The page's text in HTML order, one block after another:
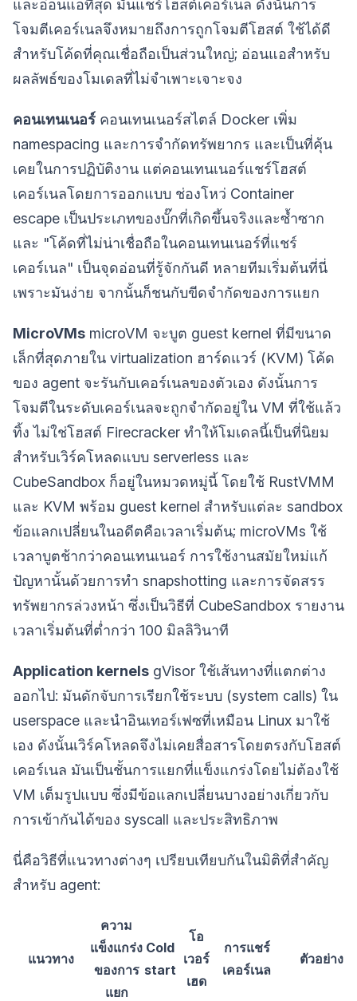
และอ่อนแอที่สุด มันแชร์โฮสต์เคอร์เนล ดังนั้นการ
โจมตีเคอร์เนลจึงหมายถึงการถูกโจมตีโฮสต์ ใช้ได้ดี
สำหรับโค้ดที่คุณเชื่อถือเป็นส่วนใหญ่; อ่อนแอสำหรับ
ผลลัพธ์ของโมเดลที่ไม่จำเพาะเจาะจง
คอนเทนเนอร์ คอนเทนเนอร์สไตล์ Docker เพิ่ม
namespacing และการจำกัดทรัพยากร และเป็นที่คุ้น
เคยในการปฏิบัติงาน แต่คอนเทนเนอร์แชร์โฮสต์
เคอร์เนลโดยการออกแบบ ช่องโหว่ Container
escape เป็นประเภทของบั๊กที่เกิดขึ้นจริงและซ้ำซาก
และ "โค้ดที่ไม่น่าเชื่อถือในคอนเทนเนอร์ที่แชร์
เคอร์เนล" เป็นจุดอ่อนที่รู้จักกันดี หลายทีมเริ่มต้นที่นี่
เพราะมันง่าย จากนั้นก็ชนกับขีดจำกัดของการแยก
MicroVMs microVM จะบูต guest kernel ที่มีขนาด
เล็กที่สุดภายใน virtualization ฮาร์ดแวร์ (KVM) โค้ด
ของ agent จะรันกับเคอร์เนลของตัวเอง ดังนั้นการ
โจมตีในระดับเคอร์เนลจะถูกจำกัดอยู่ใน VM ที่ใช้แล้ว
ทิ้ง ไม่ใช่โฮสต์ Firecracker ทำให้โมเดลนี้เป็นที่นิยม
สำหรับเวิร์คโหลดแบบ serverless และ
CubeSandbox ก็อยู่ในหมวดหมู่นี้ โดยใช้ RustVMM
และ KVM พร้อม guest kernel สำหรับแต่ละ sandbox
ข้อแลกเปลี่ยนในอดีตคือเวลาเริ่มต้น; microVMs ใช้
เวลาบูตช้ากว่าคอนเทนเนอร์ การใช้งานสมัยใหม่แก้
ปัญหานั้นด้วยการทำ snapshotting และการจัดสรร
ทรัพยากรล่วงหน้า ซึ่งเป็นวิธีที่ CubeSandbox รายงาน
เวลาเริ่มต้นที่ต่ำกว่า 100 มิลลิวินาที
Application kernels gVisor ใช้เส้นทางที่แตกต่าง
ออกไป: มันดักจับการเรียกใช้ระบบ (system calls) ใน
userspace และนำอินเทอร์เฟซที่เหมือน Linux มาใช้
เอง ดังนั้นเวิร์คโหลดจึงไม่เคยสื่อสารโดยตรงกับโฮสต์
เคอร์เนล มันเป็นชั้นการแยกที่แข็งแกร่งโดยไม่ต้องใช้
VM เต็มรูปแบบ ซึ่งมีข้อแลกเปลี่ยนบางอย่างเกี่ยวกับ
การเข้ากันได้ของ syscall และประสิทธิภาพ
นี่คือวิธีที่แนวทางต่างๆ เปรียบเทียบกันในมิติที่สำคัญ
สำหรับ agent:
แนวทาง
ความ
แข็งแกร่ง
ของการ
แยก
Cold
start
โอ
เวอร์
เฮด
การแชร์
เคอร์เนล
ตัวอย่าง